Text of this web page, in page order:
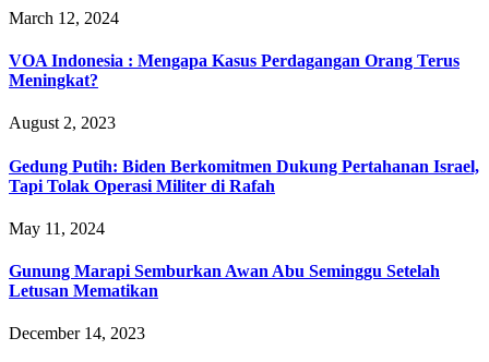
March 12, 2024
VOA Indonesia : Mengapa Kasus Perdagangan Orang Terus
Meningkat?
August 2, 2023
Gedung Putih: Biden Berkomitmen Dukung Pertahanan Israel,
Tapi Tolak Operasi Militer di Rafah
May 11, 2024
Gunung Marapi Semburkan Awan Abu Seminggu Setelah
Letusan Mematikan
December 14, 2023